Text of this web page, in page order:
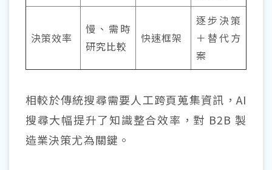
決策效率
慢、需時
研究比較
快速框架
逐步決策
＋替代方
案
相較於傳統搜尋需要人工跨頁蒐集資訊，AI
搜尋大幅提升了知識整合效率，對 B2B 製
造業決策尤為關鍵。